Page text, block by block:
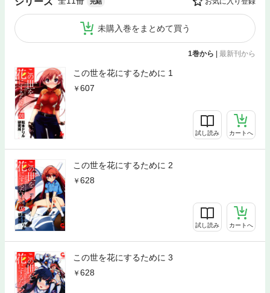
完結
未購入巻をまとめて買う
1巻から | 最新刊から
この世を花にするために 1
607
試し読み カートへ
この世を花にするために 2
628
試し読み カートへ
この世を花にするために 3
628